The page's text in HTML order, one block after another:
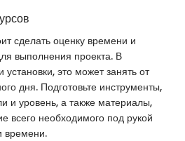
сделать оценку времени и
выполнения проекта. В
установки, это может занять от
дня. Подготовьте инструменты,
и уровень, а также материалы,
всего необходимого под рукой
времени.